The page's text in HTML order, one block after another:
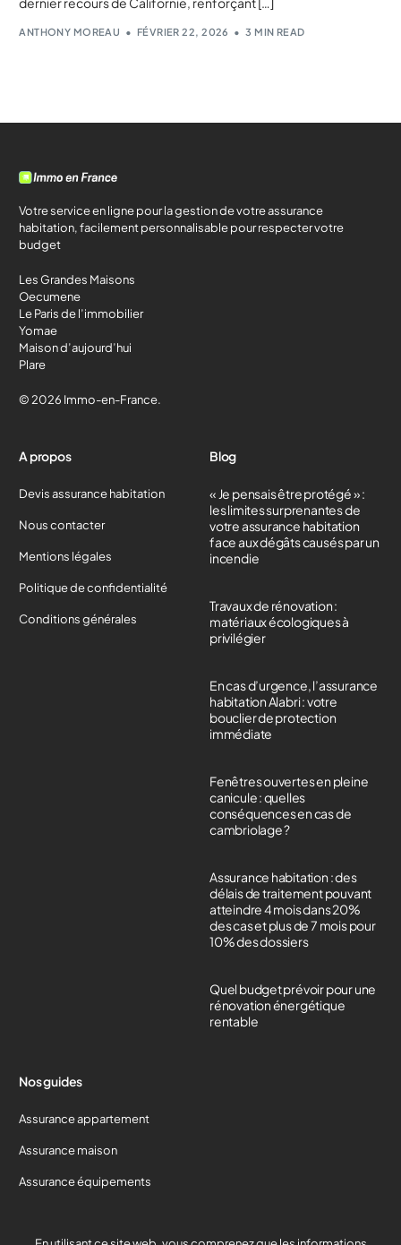
ANTHONY MOREAU FÉVRIER 22, 2026 3 MIN READ
Votre service en ligne pour la gestion de votre assurance
habitation, facilement personnalisable pour respecter votre
budget
Les Grandes Maisons
Oecumene
Le Paris de l’immobilier
Yomae
Maison d’aujourd’hui
Plare
© 2026 Immo-en-France.
A propos
Devis assurance habitation
Nous contacter
Mentions légales
Politique de confidentialité
Conditions générales
Blog
« Je pensais être protégé » :
les limites surprenantes de
votre assurance habitation
face aux dégâts causés par un
incendie
Travaux de rénovation :
matériaux écologiques à
privilégier
En cas d’urgence, l’assurance
habitation Alabri : votre
bouclier de protection
immédiate
Fenêtres ouvertes en pleine
canicule : quelles
conséquences en cas de
cambriolage ?
Assurance habitation : des
délais de traitement pouvant
atteindre 4 mois dans 20%
des cas et plus de 7 mois pour
10% des dossiers
Quel budget prévoir pour une
rénovation énergétique
rentable
Nos guides
Assurance appartement
Assurance maison
Assurance équipements
Devis gratuit